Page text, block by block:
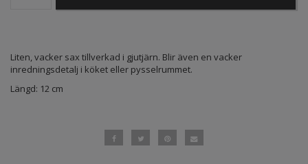
Liten, vacker sax tillverkad i gjutjärn. Blir även en vacker
inredningsdetalj i köket eller pysselrummet.
Längd: 12 cm